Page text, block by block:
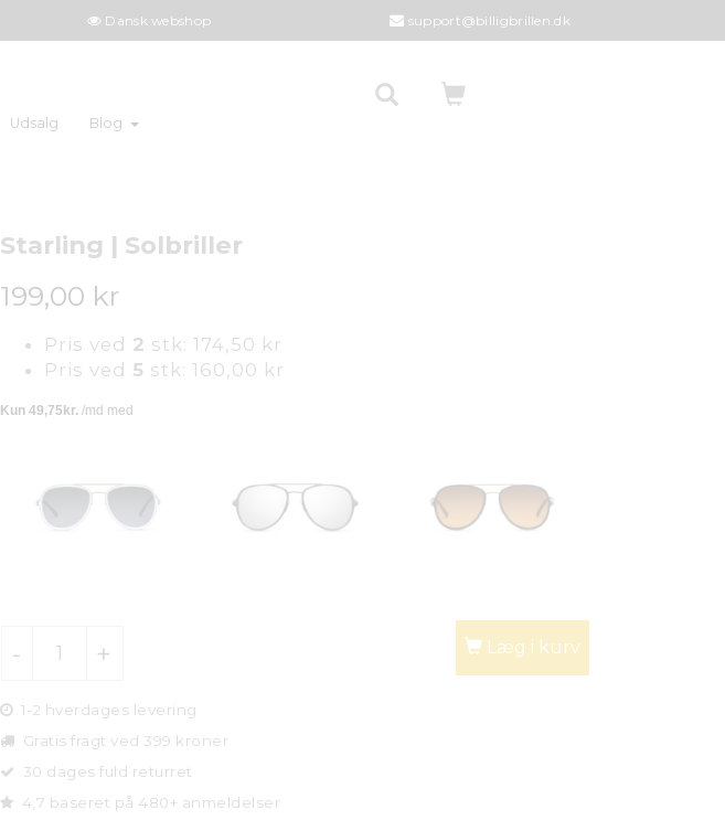
Dansk webshop support@billigbrillen.dk
Udsalg Blog
Starling | Solbriller
199,00 kr
Pris ved 2 stk: 174,50 kr
Pris ved 5 stk: 160,00 kr
Læg i kurv
1-2 hverdages levering
Gratis fragt ved 399 kroner
30 dages fuld returret
4,7 baseret på 480+ anmeldelser